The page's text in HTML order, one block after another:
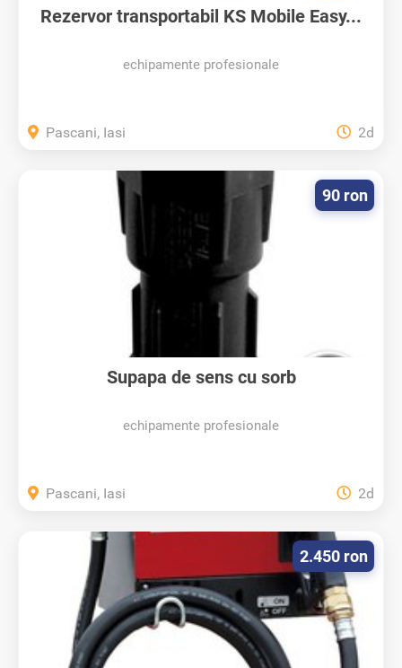
Rezervor transportabil KS Mobile Easy...
echipamente profesionale
Pascani, Iasi 2d
Supapa de sens cu sorb
echipamente profesionale
90 ron
Pascani, Iasi 2d
2.450 ron